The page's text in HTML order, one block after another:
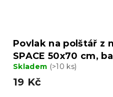
Povlak na polštář z
SPACE 50x70 cm,
Skladem (>10 ks)
19 Kč